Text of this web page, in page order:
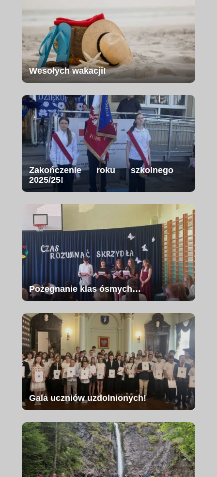
Wesołych wakacji!
Zakończenie roku szkolnego
2025/25!
Pożegnanie klas ósmych…
Gala uczniów uzdolnionych!